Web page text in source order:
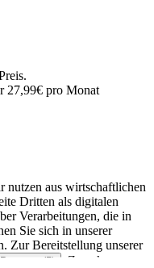
27,99€ pro Monat
aus wirtschaftlichen
Dritten als digitalen
Verarbeitungen, die in
Sie sich in unserer
Zur Bereitstellung unserer
Partnern (5)
. Zwecke: